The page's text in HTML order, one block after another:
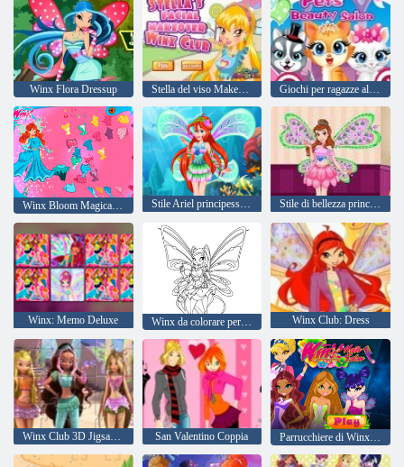
Winx Flora Dressup Stella del viso Makeover Winx Club Giochi per ragazze alla moda: Winx Salone di bellezza per animali domestici
Stile Ariel principessa Winx Stile di bellezza principessa Winx
Winx: Memo Deluxe Winx da colorare per bambini Winx Club: Dress
Winx Club 3D Jigsaw Puzzle San Valentino Coppia Parrucchiere di Winx Club